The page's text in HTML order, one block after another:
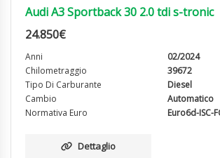
Audi A3 Sportback 30 2.0 tdi s-tronic
24.850€
Anni
02/2024
Chilometraggio
39672
Tipo Di Carburante
Diesel
Cambio
Automatico
Normativa Euro
Euro6d-ISC-
Dettaglio